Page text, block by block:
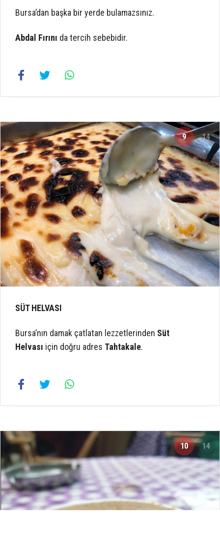
Bursa’dan başka bir yerde bulamazsınız.
Abdal Fırını da tercih sebebidir.
9 14
SÜT HELVASI
Bursa’nın damak çatlatan lezzetlerinden Süt
Helvası için doğru adres Tahtakale.
10 14